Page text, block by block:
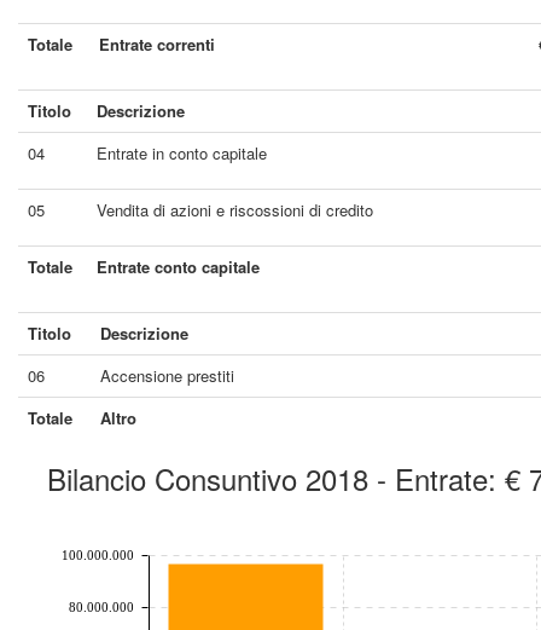
Totale Entrate correnti
Titolo
Descrizione
04
Entrate in conto capitale
05 Vendita di azioni e riscossioni di credito
Totale Entrate conto capitale
Titolo
Descrizione
06
Accensione prestiti
Totale
Altro
Bilancio Consuntivo 2018 - Entrate: €
80.000.000
100.000.000